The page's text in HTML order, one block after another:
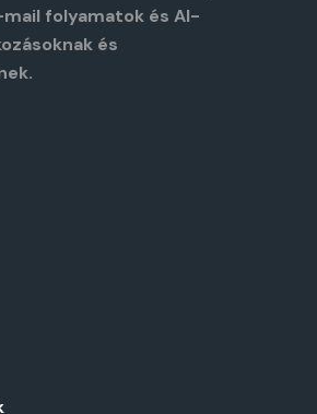
folyamatok és AI-
és